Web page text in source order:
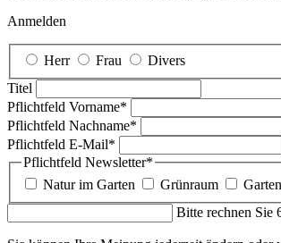
Anmelden
Herr Frau
Divers
Titel
Pflichtfeld Vorname*
Pflichtfeld Nachname*
Pflichtfeld E-Mail*
Pflichtfeld Newsletter*
Natur im Garten
Grünraum
Bitte rechnen Sie